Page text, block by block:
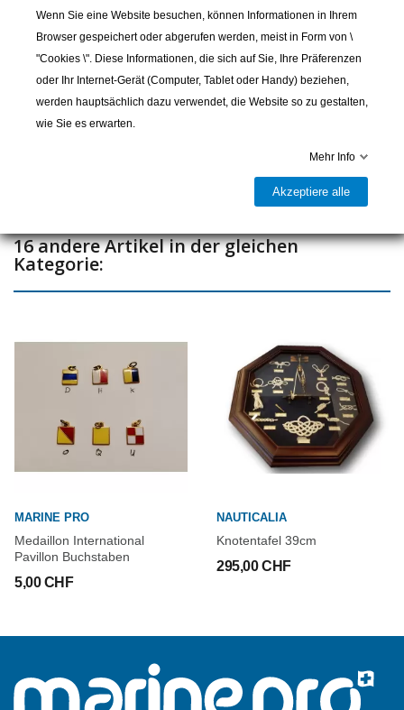
Lieferbar und im Laden erhältlich
16 andere Artikel in der gleichen
Kategorie:
MARINE PRO
Medaillon International
Pavillon Buchstaben
5,00 CHF
NAUTICALIA
Knotentafel 39cm
295,00 CHF
Wenn Sie eine Website besuchen, können Informationen in Ihrem
Browser gespeichert oder abgerufen werden, meist in Form von \
"Cookies \". Diese Informationen, die sich auf Sie, Ihre Präferenzen
oder Ihr Internet-Gerät (Computer, Tablet oder Handy) beziehen,
werden hauptsächlich dazu verwendet, die Website so zu gestalten,
wie Sie es erwarten.
Mehr Info
Akzeptiere alle